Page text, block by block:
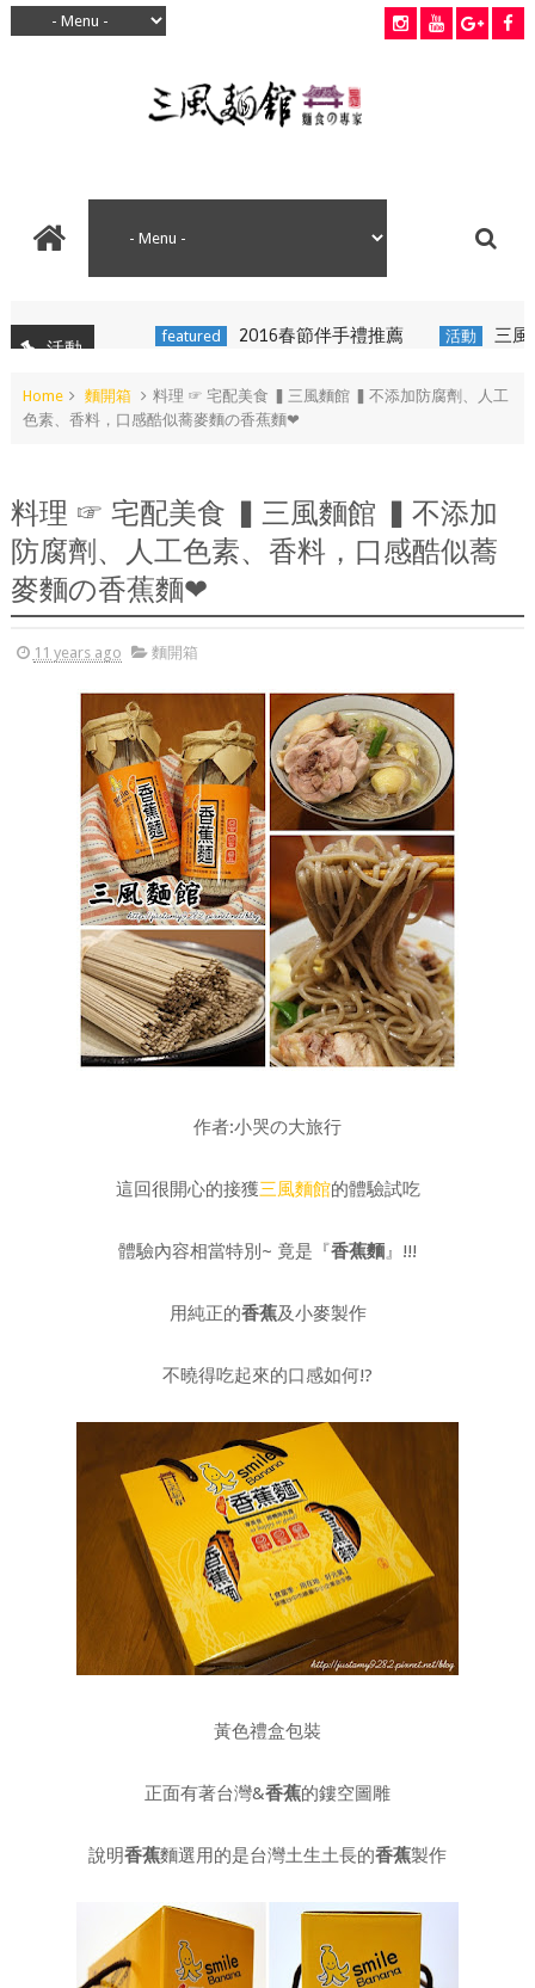
活動
featured 2016春節伴手禮推薦 活動 三風麵館x中友百
Home 麵開箱
料理 ☞ 宅配美食 ▍三風麵館 ▍不添加防腐劑、人工
色素、香料，口感酷似蕎麥麵の香蕉麵❤
料理 ☞ 宅配美食 ▍三風麵館 ▍不添加
防腐劑、人工色素、香料，口感酷似蕎
麥麵の香蕉麵❤
11 years ago 麵開箱
作者:小哭の大旅行
這回很開心的接獲三風麵館的體驗試吃
體驗內容相當特別~ 竟是『香蕉麵』!!!
用純正的香蕉及小麥製作
不曉得吃起來的口感如何!?
黃色禮盒包裝
正面有著台灣&香蕉的鏤空圖雕
說明香蕉麵選用的是台灣土生土長的香蕉製作